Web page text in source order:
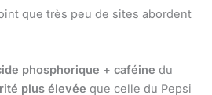
que très peu de sites abordent
phosphorique + caféine du
plus élevée que celle du Pepsi